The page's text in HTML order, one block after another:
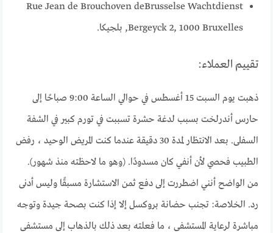
Brusselse Wachtdienst
Rue Jean de Brouchoven de
Bergeyck 2, 1000 Bruxelles, بلجيكا.
تقييم العملاء:
ذهبت يوم السبت 15 أغسطس في حوالي الساعة 9:00 صباحًا إلى
حارس أندرلخت بسبب لدغة حشرة تسببت في تورم كبير في الشفة
السفلى. بعد الانتظار لمدة 30 دقيقة عندما كنت المريض الوحيد ، رفض
الطبيب فحصي لأن أنفي كان مسدودًا. (وهو ما لاحظته منذ شهور).
من الواضح أنني اضطررت إلى دفع ثمن الاستشارة مسبقًا وليس أدنى
رد. الخلاصة: تجنب حضانة بروكسل إلا إذا كنت بصحة جيدة وتوجه
مباشرة لرعاية المستشفى ، ما فعلته بعد ذلك بالذهاب إلى مستشفى